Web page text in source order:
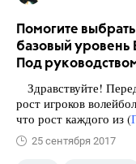
Помогите
базовый
Под
Здравствуйте!
рост игроков
что рост каждого из (
25 сентября 2017